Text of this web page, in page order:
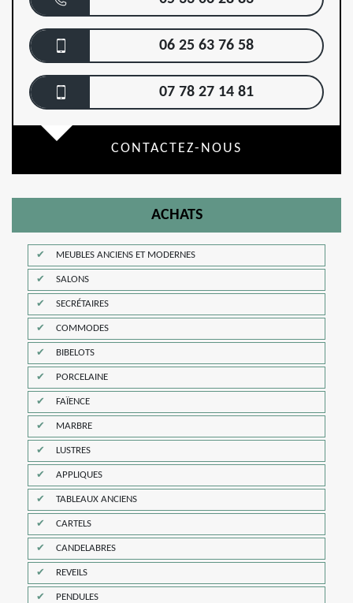
06 25 63 76 58
07 78 27 14 81
CONTACTEZ-NOUS
ACHATS
MEUBLES ANCIENS ET MODERNES
SALONS
SECRÉTAIRES
COMMODES
BIBELOTS
PORCELAINE
FAÏENCE
MARBRE
LUSTRES
APPLIQUES
TABLEAUX ANCIENS
CARTELS
CANDELABRES
REVEILS
PENDULES